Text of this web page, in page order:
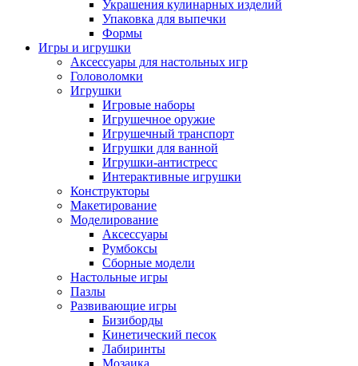
Украшения кулинарных изделий
Упаковка для выпечки
Формы
Игры и игрушки
Аксессуары для настольных игр
Головоломки
Игрушки
Игровые наборы
Игрушечное оружие
Игрушечный транспорт
Игрушки для ванной
Игрушки-антистресс
Интерактивные игрушки
Конструкторы
Макетирование
Моделирование
Аксессуары
Румбоксы
Сборные модели
Настольные игры
Пазлы
Развивающие игры
Бизиборды
Кинетический песок
Лабиринты
Мозаика